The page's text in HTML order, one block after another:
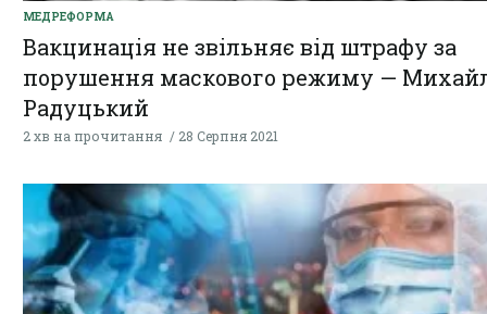
МЕДРЕФОРМА
Вакцинація не звільняє від штрафу за
порушення маскового режиму —
Радуцький
2 хв на прочитання 28 Серпня 2021